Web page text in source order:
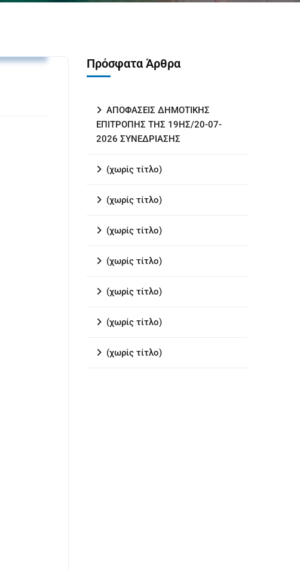
Πρόσφατα Άρθρα
ΑΠΟΦΑΣΕΙΣ ΔΗΜΟΤΙΚΗΣ
ΕΠΙΤΡΟΠΗΣ ΤΗΣ 19ΗΣ/20-07-
2026 ΣΥΝΕΔΡΙΑΣΗΣ
(χωρίς τίτλο)
(χωρίς τίτλο)
(χωρίς τίτλο)
(χωρίς τίτλο)
(χωρίς τίτλο)
(χωρίς τίτλο)
(χωρίς τίτλο)